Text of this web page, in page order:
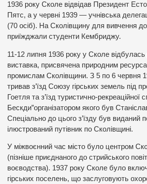
1936 року Сколе відвідав Президент
Пятс, а у червні 1939 — учнівська
(70 осіб). На Сколівщину для вивчення
приїжджали студенти Кембриджу.
11-12 липня 1936 року у Сколе відбулась
виставка, присвячена природним
промислам Сколівщини. З 5 по 6 червня
тривав з’їзд Союзу гірських земель під
Гоетля та з’їзд туристично-рекреаційної
Бескди”організатором якого був
Спеціально до цього з’їзду був виданий
ілюстрований путівник по Сколівщині.
У міжвоєнний час місто було центром
(пізніше приєднаного до стрийського
воєводства). 1937 року Сколе було
гірських поселень, що заслуговують